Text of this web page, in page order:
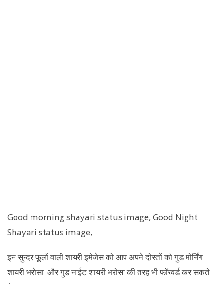
Good morning shayari status image, Good Night
Shayari status image,
इन सुन्दर फूलों वाली शायरी इमेजेस को आप अपने दोस्तों को गुड मोर्निंग
शायरी भरोसा और गुड नाईट शायरी भरोसा की तरह भी फॉरवर्ड कर सकते